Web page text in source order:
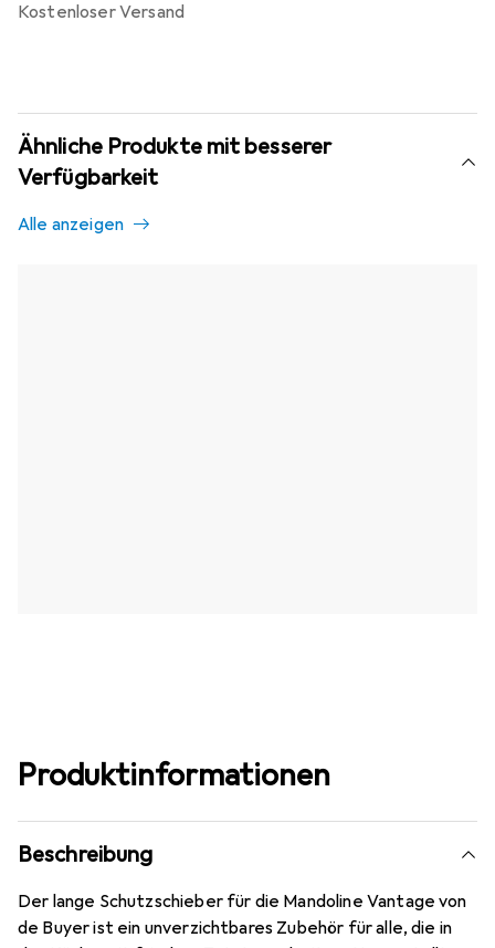
kostenloser Versand
Ähnliche Produkte mit besserer
Verfügbarkeit
Alle anzeigen
Produktinformationen
Beschreibung
Der lange Schutzschieber für die Mandoline Vantage von
de Buyer ist ein unverzichtbares Zubehör für alle, die in